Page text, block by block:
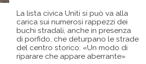
La lista civica Uniti si può va alla
carica sui numerosi rappezzi dei
buchi stradali, anche in presenza
di porfido, che deturpano le strade
del centro storico: «Un modo di
riparare che appare aberrante»